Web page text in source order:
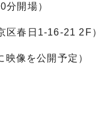
開場）
区春日1-16-21 2F）
像を公開予定）